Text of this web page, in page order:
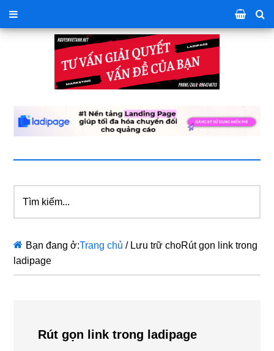
kiếm...
Bạn đang ở:Trang chủ /Lưu trữ choRút gọn link trong
ladipage
Rút gọn link trong ladipage